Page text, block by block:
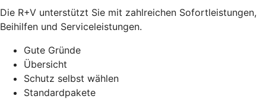
Die R+V unterstützt Sie mit zahlreichen Sofortleistungen,
Beihilfen und Serviceleistungen.
Gute Gründe
Übersicht
Schutz selbst wählen
Standardpakete